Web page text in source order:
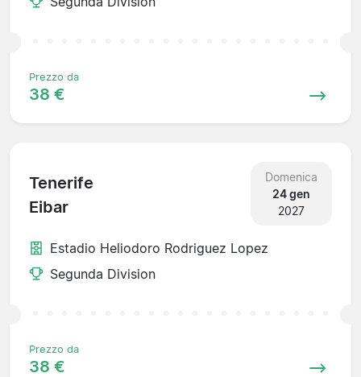
Prezzo da
38 €
Tenerife
Eibar
Domenica
24 gen
2027
Estadio Heliodoro Rodriguez Lopez
Segunda Division
Prezzo da
38 €